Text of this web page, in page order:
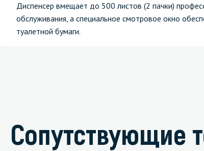
Диспенсер вмещает до 500 листов (2 пачки)
обслуживания, а специальное смотровое окно
туалетной бумаги.
Сопутствующие